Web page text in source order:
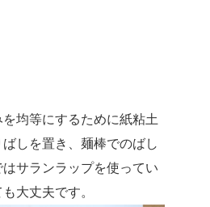
均等にするために紙粘土
しを置き、麺棒でのばし
はサランラップを使ってい
大丈夫です。